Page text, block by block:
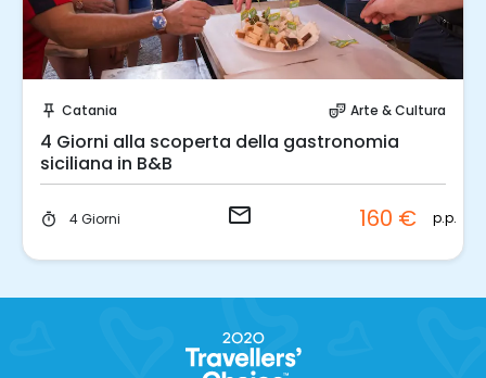
push_pin Catania theater_comedy Arte & Cultura
4 Giorni alla scoperta della gastronomia
siciliana in B&B
timer 4 Giorni email 160 € p.p.